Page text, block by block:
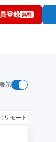
登録 無料
示
リモートワーク）OK